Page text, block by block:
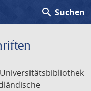
search Suchen